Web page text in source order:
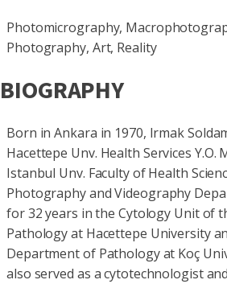
Photomicrography,
Photography, Art, Reality
BIOGRAPHY
Born in Ankara in 1970, Irmak
Hacettepe Unv. Health Services Y.O.
Istanbul Unv. Faculty of Health
Photography and Videography
for 32 years in the Cytology Unit of
Pathology at Hacettepe University
Department of Pathology at Koç
also served as a cytotechnologist